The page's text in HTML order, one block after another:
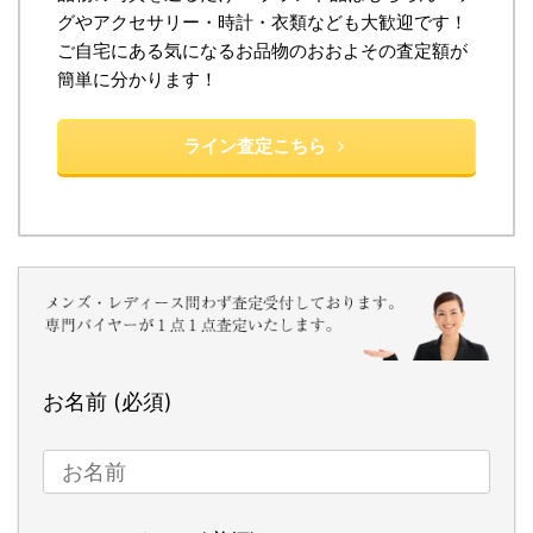
グやアクセサリー・時計・衣類なども大歓迎です！
ご自宅にある気になるお品物のおおよその査定額が
簡単に分かります！
ライン査定こちら
お名前 (必須)